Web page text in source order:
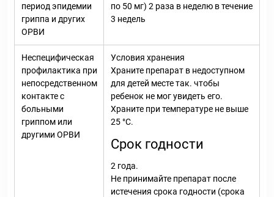
период эпидемии
гриппа и других
ОРВИ
по 50 мг) 2 раза в неделю в течение
3 недель
Неспецифическая
профилактика при
непосредственном
контакте с
больными
гриппом или
другими ОРВИ
Условия хранения
Храните препарат в недоступном
для детей месте так. чтобы
ребенок не мог увидеть его.
Храните при температуре не выше
25 °С.
Срок годности
2 года.
Не принимайте препарат после
истечения срока годности (срока